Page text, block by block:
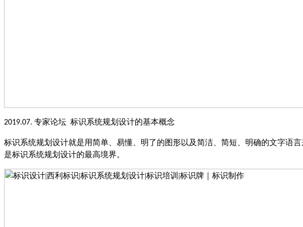
2019.07. 专家论坛 标识系统规划设计的基本概念
标识系统规划设计就是用简单、易懂、明了的图形以及简洁、简短、明确的文字语
是标识系统规划设计的最高境界。